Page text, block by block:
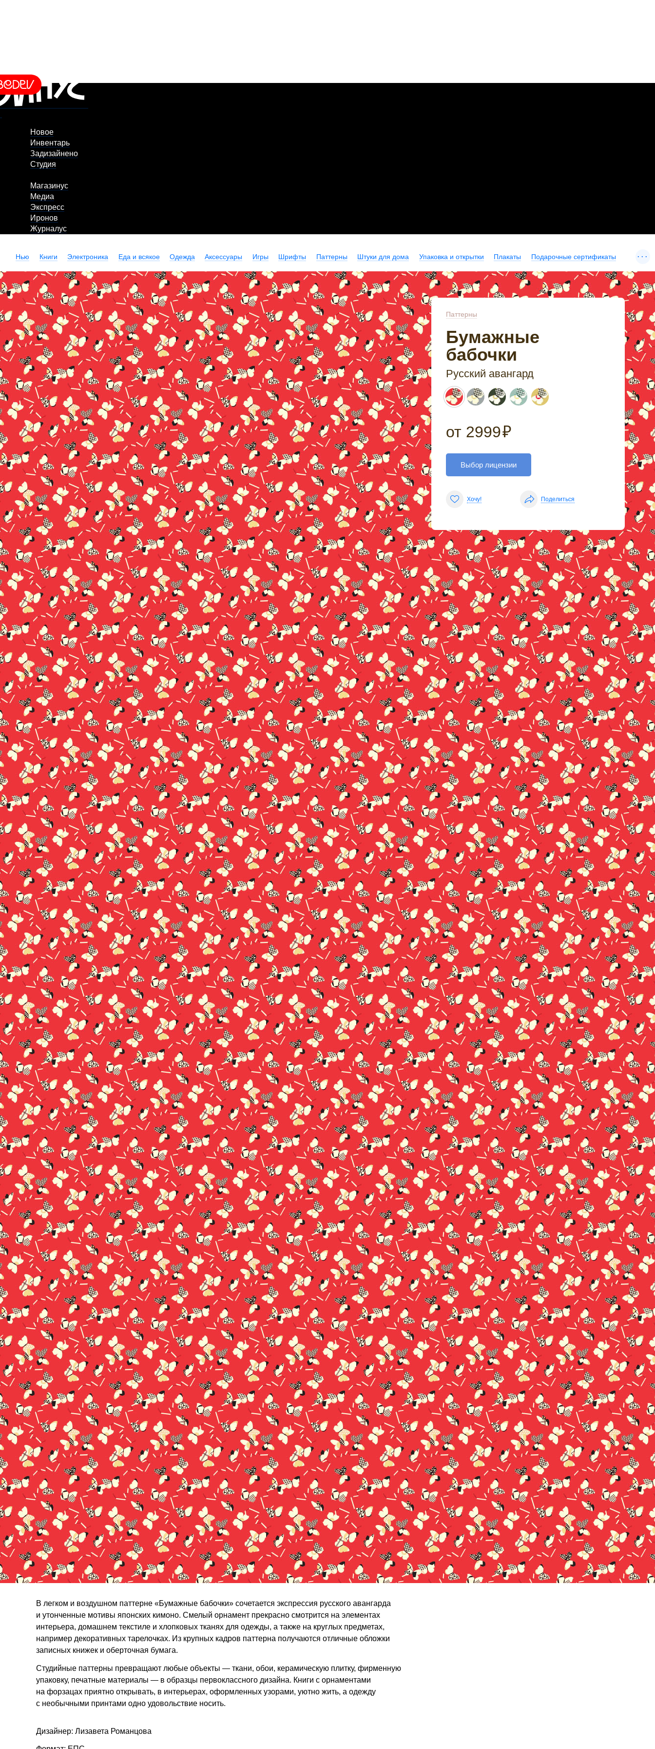
Новое
Инвентарь
Задизайнено
Студия
Магазинус
Медиа
Экспресс
Иронов
Журналус
Нью Книги Электроника Еда и всякое Одежда Аксессуары Игры Шрифты Паттерны Штуки для дома Упаковка и открытки Плакаты Подарочные сертификаты ...
Паттерны
Бумажные
бабочки
Русский авангард
от 2999₽
Выбор лицензии
Хочу! Поделиться
В легком и воздушном паттерне «Бумажные бабочки» сочетается экспрессия русского авангарда
и утонченные мотивы японских кимоно. Смелый орнамент прекрасно смотрится на элементах
интерьера, домашнем текстиле и хлопковых тканях для одежды, а также на круглых предметах,
например декоративных тарелочках. Из крупных кадров паттерна получаются отличные обложки
записных книжек и оберточная бумага.
Студийные паттерны превращают любые объекты — ткани, обои, керамическую плитку, фирменную
упаковку, печатные материалы — в образцы первоклассного дизайна. Книги с орнаментами
на форзацах приятно открывать, в интерьерах, оформленных узорами, уютно жить, а одежду
с необычными принтами одно удовольствие носить.
Дизайнер: Лизавета Романцова